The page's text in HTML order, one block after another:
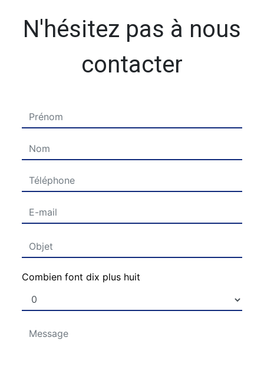
N'hésitez pas à nous
contacter
Combien font dix plus huit